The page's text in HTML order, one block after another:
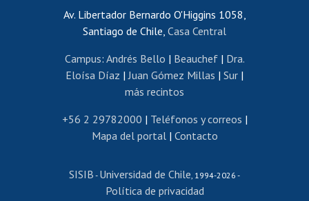
Certificado de renta
Certificado de renta honorarios
Editar páginas blancas
Extranjeras/os
Revalidación y reconocimiento de títulos
Postulación al Programa de Movilidad Estudiantil
Cursos de español
Av. Libertador Bernardo O'Higgins 1058,
Santiago de Chile, Casa Central
Campus: Andrés Bello | Beauchef| Dra.
Eloísa Díaz |Juan Gómez Millas | Sur |
más recintos
+56 2 29782000 | Teléfonos y correos |
Mapa del portal| Contacto
SISIB - Universidad de Chile, 1994-2026 -
Política de privacidad